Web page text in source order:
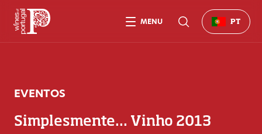
EVENTOS
Simplesmente... Vinho 2013
MENU PT